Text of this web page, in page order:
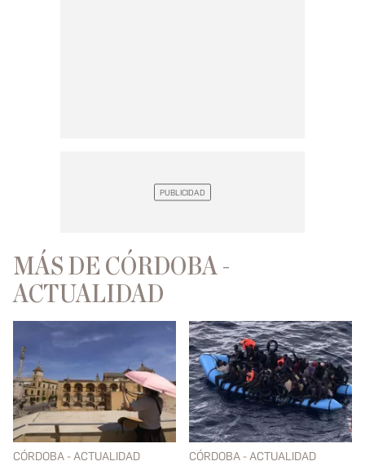
MÁS DE CÓRDOBA -
ACTUALIDAD
CÓRDOBA - ACTUALIDAD CÓRDOBA - ACTUALIDAD